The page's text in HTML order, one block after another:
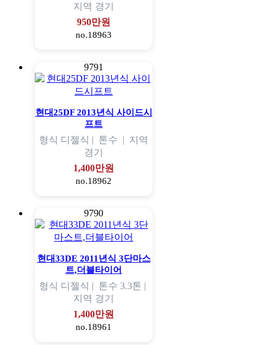
지역 경기
950만원
no.18963
9791
현대25DF 2013년식 사이드시
프트
형식 디젤식 | 톤수 | 지역
경기
1,400만원
no.18962
9790
현대33DE 2011년식 3단마스
트,더블타이어
형식 디젤식 | 톤수 3.3톤 |
지역 경기
1,400만원
no.18961